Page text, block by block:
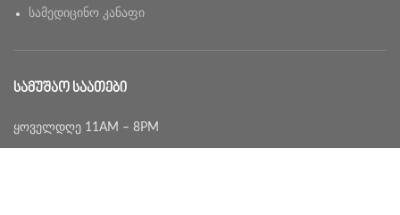
სამედიცინო კანაფი
ᲡᲐᲛᲣᲨᲐᲝ ᲡᲐᲐᲗᲔᲑᲘ
ყოველდღე 11AM – 8PM